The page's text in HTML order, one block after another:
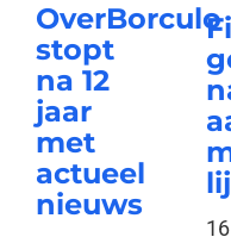
OverBorculo
stopt
na 12
jaar
met
actueel
nieuws
16